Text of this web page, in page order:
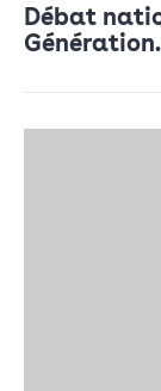
Débat